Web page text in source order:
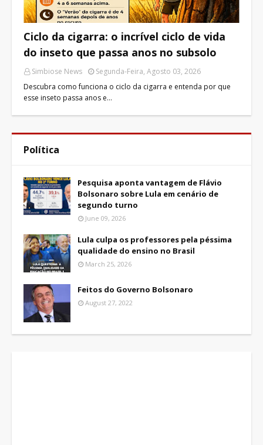
Ciclo da cigarra: o incrível ciclo de vida
do inseto que passa anos no subsolo
Simbiose News
Segunda-Feira, Agosto 03, 2026
Descubra como funciona o ciclo da cigarra e entenda por que
esse inseto passa anos e…
Política
Pesquisa aponta vantagem de Flávio
Bolsonaro sobre Lula em cenário de
segundo turno
June 09, 2026
Lula culpa os professores pela péssima
qualidade do ensino no Brasil
March 25, 2026
Feitos do Governo Bolsonaro
August 27, 2022